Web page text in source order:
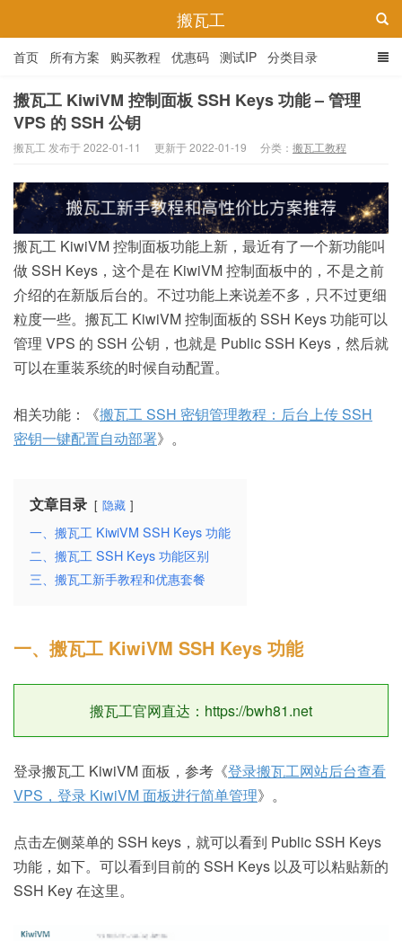
搬瓦工
首页 所有方案 购买教程 优惠码 测试IP 分类目录
搬瓦工 KiwiVM 控制面板 SSH Keys 功能 – 管理
VPS 的 SSH 公钥
搬瓦工 发布于 2022-01-11 更新于 2022-01-19 分类： 搬瓦工教程
搬瓦工 KiwiVM 控制面板功能上新，最近有了一个新功能叫
做 SSH Keys，这个是在 KiwiVM 控制面板中的，不是之前
介绍的在新版后台的。不过功能上来说差不多，只不过更细
粒度一些。搬瓦工 KiwiVM 控制面板的 SSH Keys 功能可以
管理 VPS 的 SSH 公钥，也就是 Public SSH Keys，然后就
可以在重装系统的时候自动配置。
相关功能：《搬瓦工 SSH 密钥管理教程：后台上传 SSH
密钥一键配置自动部署》。
文章目录 隐藏
一、搬瓦工 KiwiVM SSH Keys 功能
二、搬瓦工 SSH Keys 功能区别
三、搬瓦工新手教程和优惠套餐
一、搬瓦工 KiwiVM SSH Keys 功能
搬瓦工官网直达：https://bwh81.net
登录搬瓦工 KiwiVM 面板，参考《登录搬瓦工网站后台查看
VPS，登录 KiwiVM 面板进行简单管理》。
点击左侧菜单的 SSH keys，就可以看到 Public SSH Keys
功能，如下。可以看到目前的 SSH Keys 以及可以粘贴新的
SSH Key 在这里。